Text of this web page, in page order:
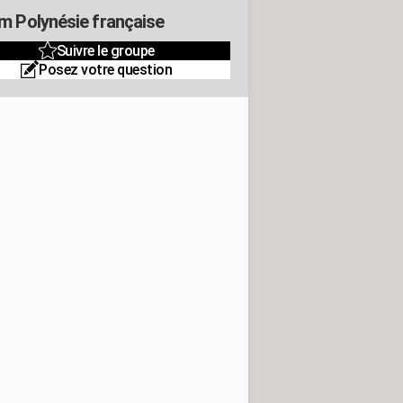
Polynésie française
Suivre le groupe
Posez votre question